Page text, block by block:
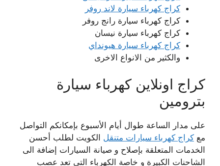
كراج كهرباء سيارة لاند روفر
كراج كهرباء سيارة رانج روفر
كراج كهرباء سيارة نيسان
كراج كهرباء سيارة هيونداي
والكثير من الانواع الاخرى
كراج اونلاين كهرباء سيارة
بترومين
على مدار الساعة طوال أيام الأسبوع بإمكانكم التواصل
مع كراج كهرباء سيارات متنقل الكويت لطلب أحسن
الخدمات المتعلقة بإصلاح و صيانة السيارات إضافة الى
الشاحنات الكبيرة و خاصة الكهرباء التي تعد عصب